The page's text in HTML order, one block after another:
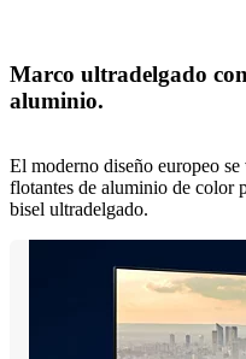
Marco ultradelgado
aluminio.
El moderno diseño europeo
flotantes de aluminio de color
bisel ultradelgado.